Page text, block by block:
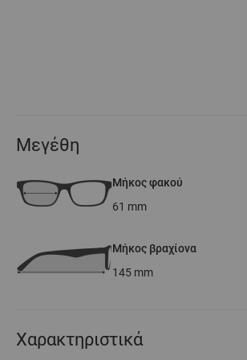
Μεγέθη
Μήκος φακού
61 mm
Μήκος βραχίονα
145 mm
Χαρακτηριστικά